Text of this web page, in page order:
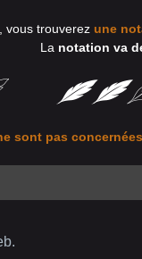
vous trouverez une
La notation va
sont pas